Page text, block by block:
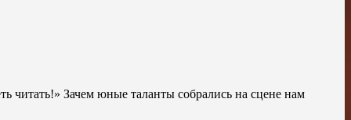
читать!» Зачем юные таланты собрались на сцене нам